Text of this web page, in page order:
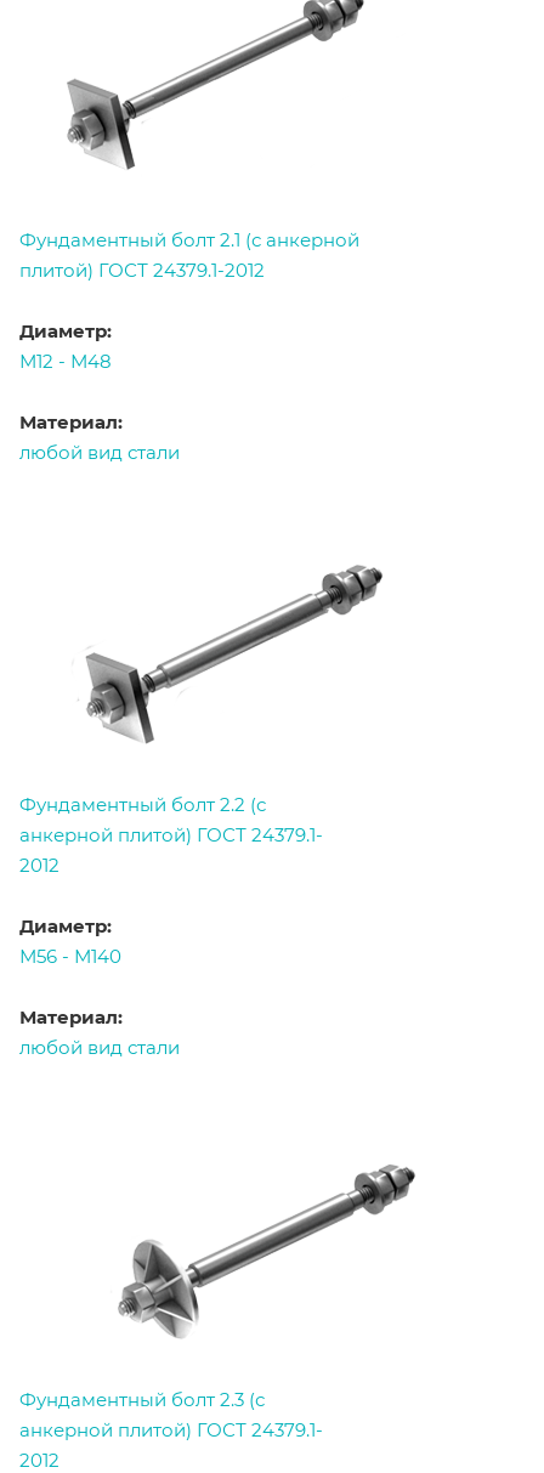
Фундаментный болт 2.1 (с анкерной
плитой) ГОСТ 24379.1-2012
Диаметр:
М12 - М48
Материал:
любой вид стали
Фундаментный болт 2.2 (с
анкерной плитой) ГОСТ 24379.1-
2012
Диаметр:
М56 - М140
Материал:
любой вид стали
Фундаментный болт 2.3 (с
анкерной плитой) ГОСТ 24379.1-
2012